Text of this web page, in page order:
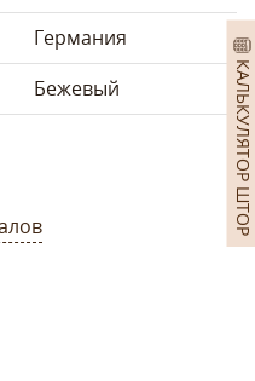
КАЛЬКУЛЯТОР ШТОР
Германия
Бежевый